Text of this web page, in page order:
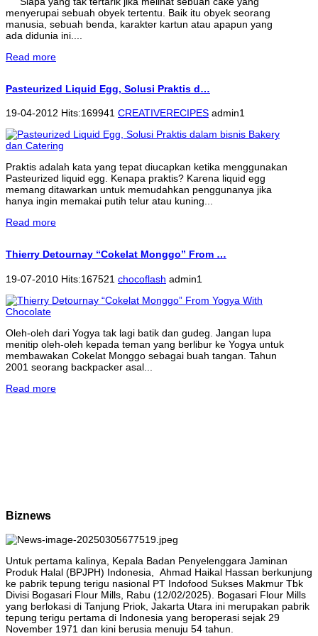
menyerupai sebuah obyek tertentu. Baik itu obyek seorang
manusia, sebuah benda, karakter kartun atau apapun yang
ada didunia ini....
Read more
Pasteurized Liquid Egg, Solusi Praktis d…
19-04-2012 Hits:169941 CREATIVERECIPES admin1
Praktis adalah kata yang tepat diucapkan ketika menggunakan
Pasteurized liquid egg. Kenapa praktis? Karena liquid egg
memang ditawarkan untuk memudahkan penggunanya jika
hanya ingin memakai putih telur atau kuning...
Read more
Thierry Detournay “Cokelat Monggo” From …
19-07-2010 Hits:167521 chocoflash admin1
Oleh-oleh dari Yogya tak lagi batik dan gudeg. Jangan lupa
menitip oleh-oleh kepada teman yang berlibur ke Yogya untuk
membawakan Cokelat Monggo sebagai buah tangan. Tahun
2001 seorang backpacker asal...
Read more
Biznews
Untuk pertama kalinya, Kepala Badan Penyelenggara Jaminan
Produk Halal (BPJPH) Indonesia, Ahmad Haikal Hassan berkunjung
ke pabrik tepung terigu nasional PT Indofood Sukses Makmur Tbk
Divisi Bogasari Flour Mills, Rabu (12/02/2025). Bogasari Flour Mills
yang berlokasi di Tanjung Priok, Jakarta Utara ini merupakan pabrik
tepung terigu pertama di Indonesia yang beroperasi sejak 29
November 1971 dan kini berusia menuju 54 tahun.